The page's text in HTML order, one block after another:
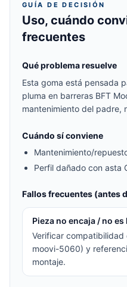
GUÍA DE DECISIÓN
Uso, cuándo
frecuentes
Qué problema resuelve
Esta goma está pensada
pluma en barreras BFT
mantenimiento del padre,
Cuándo sí conviene
Mantenimiento/
Perfil dañado con asta
Fallos frecuentes (antes
Pieza no encaja / no
Verificar
moovi-5060) y
montaje.